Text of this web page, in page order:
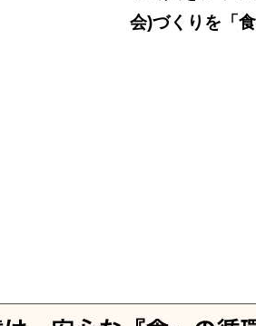
会)づくりを「